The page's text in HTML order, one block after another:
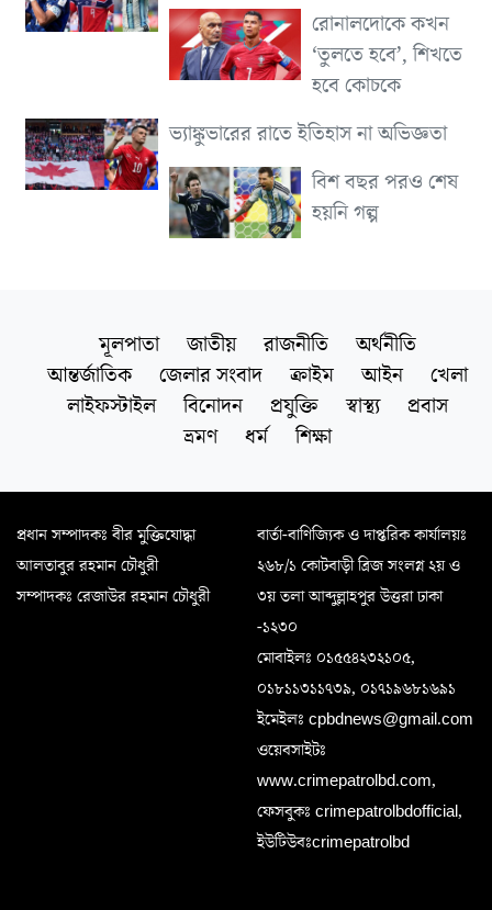
রোনালদোকে কখন
‘তুলতে হবে’, শিখতে
হবে কোচকে
ভ্যাঙ্কুভারের রাতে ইতিহাস না অভিজ্ঞতা
বিশ বছর পরও শেষ
হয়নি গল্প
মূলপাতা জাতীয় রাজনীতি
অর্থনীতি
আন্তর্জাতিক
জেলার সংবাদ ক্রাইম আইন
খেলা
লাইফস্টাইল
বিনোদন প্রযুক্তি স্বাস্থ্য
প্রবাস
ভ্রমণ
ধর্ম শিক্ষা
প্রধান সম্পাদকঃ বীর মুক্তিযোদ্ধা
আলতাবুর রহমান চৌধুরী
সম্পাদকঃ রেজাউর রহমান চৌধুরী
বার্তা-বাণিজ্যিক ও দাপ্তরিক কার্যালয়ঃ
২৬৮/১ কোটবাড়ী ব্রিজ সংলগ্ন ২য় ও
৩য় তলা আব্দুল্লাহপুর উত্তরা ঢাকা
-১২৩০
মোবাইলঃ ০১৫৫৪২৩২১০৫,
০১৮১১৩১১৭৩৯, ০১৭১৯৬৮১৬৯১
ইমেইলঃ cpbdnews@gmail.com
ওয়েবসাইটঃ
www.crimepatrolbd.com,
ফেসবুকঃ crimepatrolbdofficial,
ইউটিউবঃcrimepatrolbd